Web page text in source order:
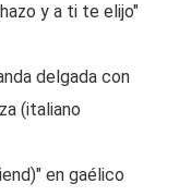
y a ti te elijo"
delgada con
(italiano
en gaélico